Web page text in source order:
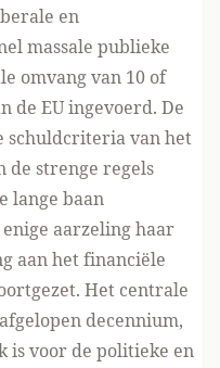
en
massale publieke
omvang van 10 of
de EU ingevoerd. De
schuldcriteria van het
de strenge regels
lange baan
aarzeling haar
aan het financiële
Het centrale
decennium,
is voor de politieke en